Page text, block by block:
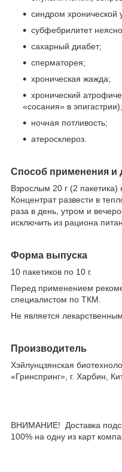
синдром хронической
субфебрилитет
сахарный диабет;
сперматорея;
хроническая жажда;
хронический
«сосания» в эпигастрии);
ночная потливость;
атеросклероз.
Способ применения и
Взрослым 20 г (2 пакетика)
Концентрат развести в
раза в день, утром и
исключить из рациона
Форма выпуска
10 пакетиков по 10 г.
Перед применением
специалистом по ТКМ.
Не является
Производитель
Хэйлунцзянская
«Гринспринг», г. Харбин,
ВНИМАНИЕ! Доставка
100% на одну из карт